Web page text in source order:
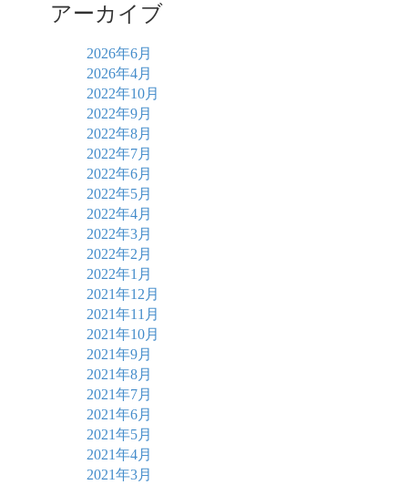
アーカイブ
2026年6月
2026年4月
2022年10月
2022年9月
2022年8月
2022年7月
2022年6月
2022年5月
2022年4月
2022年3月
2022年2月
2022年1月
2021年12月
2021年11月
2021年10月
2021年9月
2021年8月
2021年7月
2021年6月
2021年5月
2021年4月
2021年3月